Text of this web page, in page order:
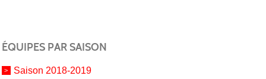
ÉQUIPES PAR SAISON
Saison 2018-2019